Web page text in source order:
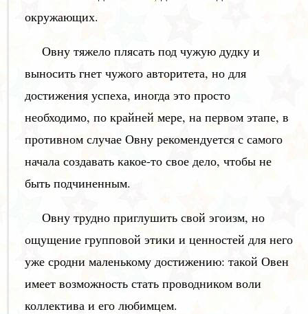
окружающих.
Овну тяжело плясать под чужую дудку и
выносить гнет чужого авторитета, но для
достижения успеха, иногда это просто
необходимо, по крайней мере, на первом этапе, в
противном случае Овну рекомендуется с самого
начала создавать какое-то свое дело, чтобы не
быть подчиненным.
Овну трудно приглушить свой эгоизм, но
ощущение групповой этики и ценностей для него
уже сродни маленькому достижению: такой Овен
имеет возможность стать проводником воли
коллектива и его любимцем.